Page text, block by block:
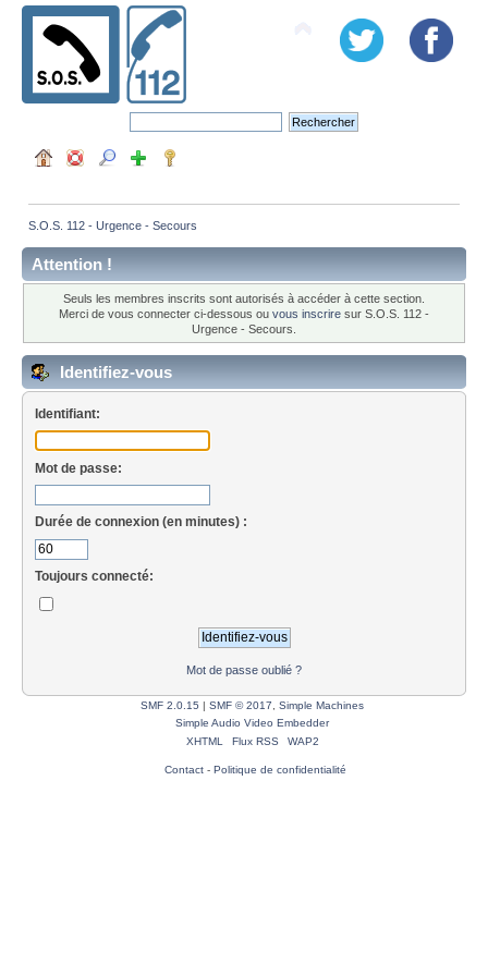
S.O.S. 112 - Urgence - Secours
Attention !
Seuls les membres inscrits sont autorisés à accéder à cette section.
Merci de vous connecter ci-dessous ou vous inscrire sur S.O.S. 112 -
Urgence - Secours.
Identifiez-vous
Identifiant:
Mot de passe:
Durée de connexion (en minutes) :
Toujours connecté:
Mot de passe oublié ?
SMF 2.0.15 | SMF © 2017
Simple Machines
Simple Audio Video Embedder
XHTML
Flux RSS WAP2
Contact- Politique de confidentialité